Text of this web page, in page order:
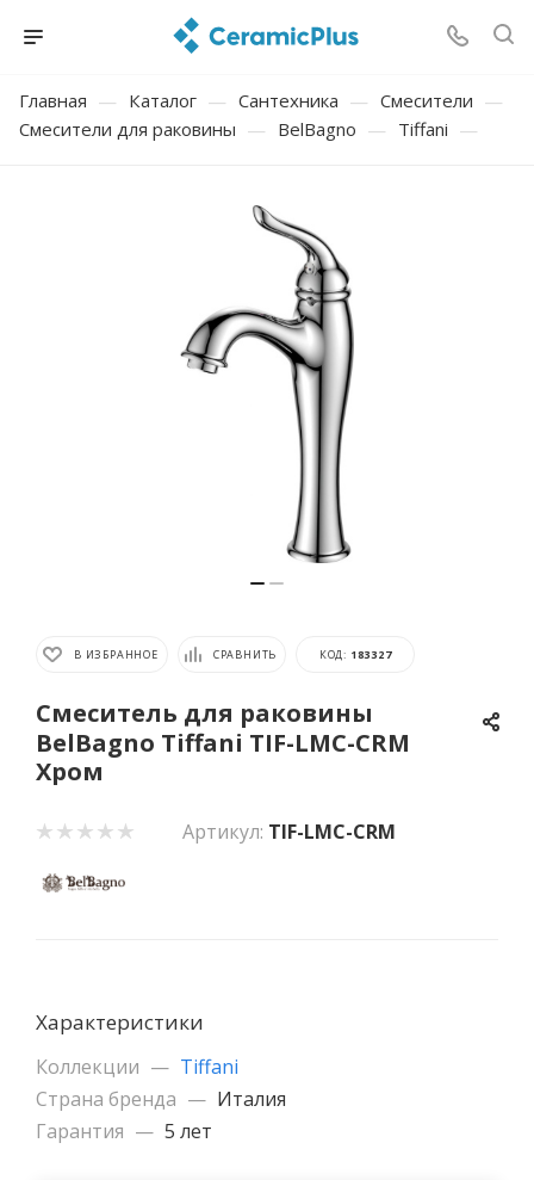
Главная — Каталог — Сантехника — Смесители —
Смесители для раковины — BelBagno — Tiffani —
В ИЗБРАННОЕ СРАВНИТЬ КОД: 183327
Смеситель для раковины
BelBagno Tiffani TIF-LMC-CRM
Хром
Артикул: TIF-LMC-CRM
Характеристики
Коллекции — Tiffani
Страна бренда — Италия
Гарантия — 5 лет